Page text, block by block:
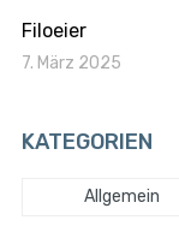
Filoeier
7. März 2025
KATEGORIEN
Allgemein